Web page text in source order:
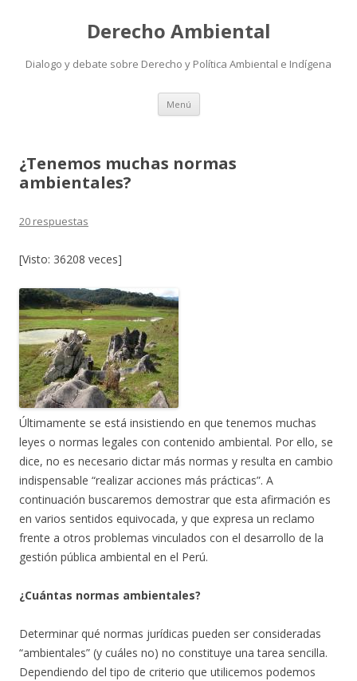
Derecho Ambiental
Dialogo y debate sobre Derecho y Política Ambiental e Indígena
Menú Ir
contenido
¿Tenemos muchas normas
ambientales?
20 respuestas
[Visto: 36208 veces]
Últimamente se está insistiendo en que tenemos muchas
leyes o normas legales con contenido ambiental. Por ello, se
dice, no es necesario dictar más normas y resulta en cambio
indispensable “realizar acciones más prácticas”. A
continuación buscaremos demostrar que esta afirmación es
en varios sentidos equivocada, y que expresa un reclamo
frente a otros problemas vinculados con el desarrollo de la
gestión pública ambiental en el Perú.
¿Cuántas normas ambientales?
Determinar qué normas jurídicas pueden ser consideradas
“ambientales” (y cuáles no) no constituye una tarea sencilla.
Dependiendo del tipo de criterio que utilicemos podemos